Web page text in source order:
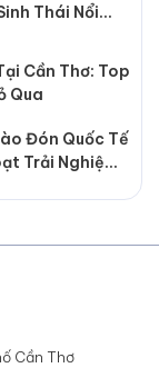
Thái Nổi
Cần Thơ: Top
Qua
Đón Quốc Tế
Trải Nghiệm
Cần Thơ